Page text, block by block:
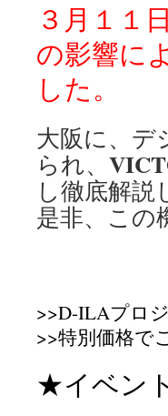
３月１１
の影響に
した。
大阪に、デ
られ、
し徹底解説
是非、この
>>D-ILAプロ
>>特別価格で
★イベン